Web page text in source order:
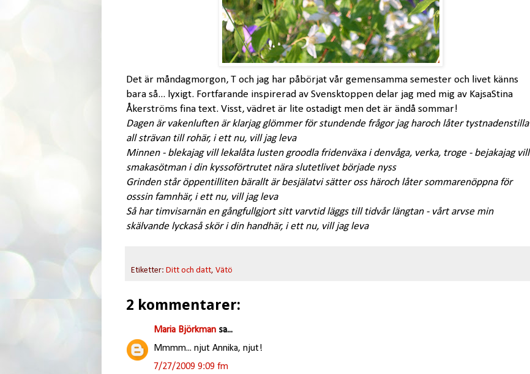
Det är måndagmorgon, T och jag har påbörjat vår gemensamma semester och livet känns
bara så... lyxigt. Fortfarande inspirerad av Svensktoppen delar jag med mig av KajsaStina
Åkerströms fina text. Visst, vädret är lite ostadigt men det är ändå sommar!
Dagen är vakenluften är klarjag glömmer för stundende frågor jag haroch låter tystnadenstilla
all strävan till rohär, i ett nu, vill jag leva
Minnen - blekajag vill lekalåta lusten groodla fridenväxa i denvåga, verka, troge - bejakajag vill
smakasötman i din kyssoförtrutet nära slutetlivet började nyss
Grinden står öppentilliten bärallt är besjälatvi sätter oss häroch låter sommarenöppna för
osssin famnhär, i ett nu, vill jag leva
Så har timvisarnän en gångfullgjort sitt varvtid läggs till tidvår längtan - vårt arvse min
skälvande lyckaså skör i din handhär, i ett nu, vill jag leva
Etiketter: Ditt och datt, Vätö
2 kommentarer:
Maria Björkmansa...
Mmmm... njut Annika, njut!
7/27/2009 9:09 fm